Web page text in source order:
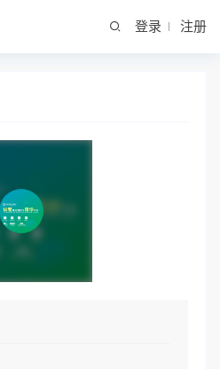
登录 注册